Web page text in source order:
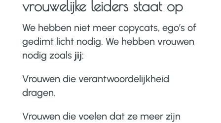
vrouwelijke leiders staat op
We hebben niet meer copycats, ego’s of
gedimt licht nodig. We hebben vrouwen
nodig zoals jij:
Vrouwen die verantwoordelijkheid
dragen.
Vrouwen die voelen dat ze meer zijn